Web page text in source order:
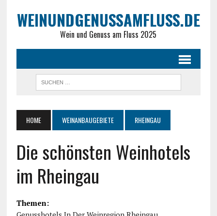
WEINUNDGENUSSAMFLUSS.DE
Wein und Genuss am Fluss 2025
HOME WEINANBAUGEBIETE RHEINGAU
Die schönsten Weinhotels
im Rheingau
Themen: